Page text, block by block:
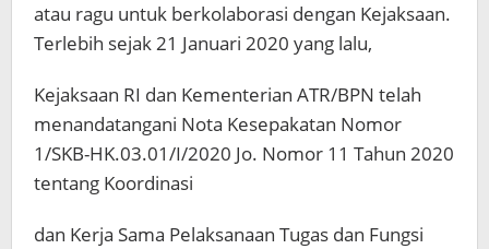
atau ragu untuk berkolaborasi dengan Kejaksaan.
Terlebih sejak 21 Januari 2020 yang lalu,
Kejaksaan RI dan Kementerian ATR/BPN telah
menandatangani Nota Kesepakatan Nomor
1/SKB-HK.03.01/I/2020 Jo. Nomor 11 Tahun 2020
tentang Koordinasi
dan Kerja Sama Pelaksanaan Tugas dan Fungsi